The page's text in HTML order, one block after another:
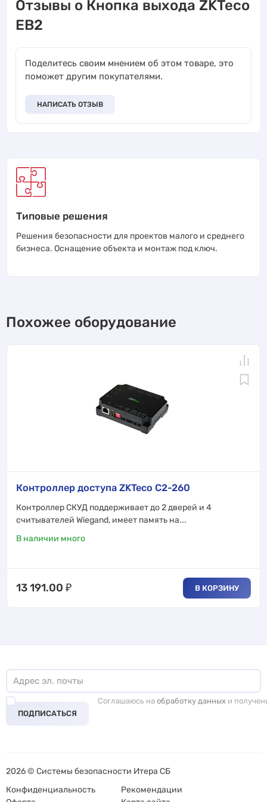
Отзывы о Кнопка выхода ZKTeco
EB2
Поделитесь своим мнением об этом товаре, это
поможет другим покупателями.
НАПИСАТЬ ОТЗЫВ
Типовые решения
Решения безопасности для проектов малого и среднего
бизнеса. Оснащение объекта и монтаж под ключ.
Похожее оборудование
Контроллер доступа ZKTeco C2-260
Контроллер СКУД поддерживает до 2 дверей и 4
считывателей Wiegand, имеет память на...
В наличии много
13 191.00 ₽ В КОРЗИНУ
ПОДПИСАТЬСЯ
Соглашаюсь на обработку данных и
2026 © Системы безопасности Итера СБ
Конфиденциальность
Рекомендации